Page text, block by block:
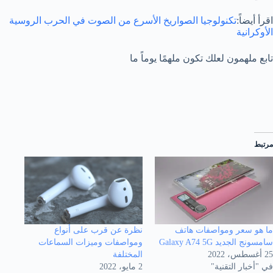
اقرأ أيضاً:تكنولوجيا الصواريخ الأسرع من الصوت في الحرب الروسية
الأوكرانية
تابع ملهمون لعلك تكون ملهمًا يوماً ما
مرتبط
ما هو سعر ومواصفات هاتف
سامسونج الجديد Galaxy A74 5G
25 أغسطس، 2022
في "أخبار التقنية"
نظرة عن قرب على أنواع
ومواصفات وميزات السماعات
المختلفة
2 مايو، 2022